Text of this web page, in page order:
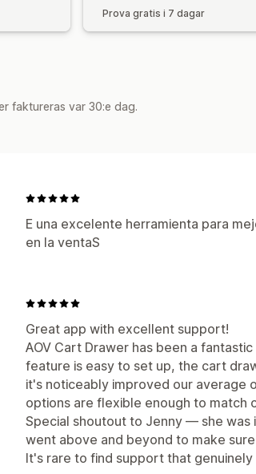
Prova gratis i 7 dagar
faktureras var 30:e dag.
E una excelente herramienta para
en la ventaS
Great app with excellent support!
AOV Cart Drawer has been a
feature is easy to set up, the cart
it's noticeably improved our average
options are flexible enough to match
Special shoutout to Jenny — she
went above and beyond to make
It's rare to find support that